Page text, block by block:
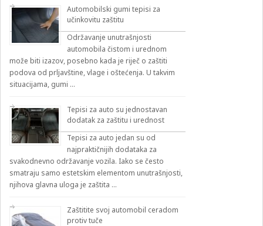
Automobilski gumi tepisi za
učinkovitu zaštitu
Održavanje unutrašnjosti
automobila čistom i urednom
može biti izazov, posebno kada je riječ o zaštiti
podova od prljavštine, vlage i oštećenja. U takvim
situacijama, gumi …
Tepisi za auto su jednostavan
dodatak za zaštitu i urednost
Tepisi za auto jedan su od
najpraktičnijih dodataka za
svakodnevno održavanje vozila. Iako se često
smatraju samo estetskim elementom unutrašnjosti,
njihova glavna uloga je zaštita …
Zaštitite svoj automobil ceradom
protiv tuče